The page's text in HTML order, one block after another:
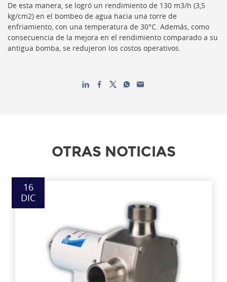
De esta manera, se logró un rendimiento de 130 m3/h (3,5
kg/cm2) en el bombeo de agua hacia una torre de
enfriamiento, con una temperatura de 30°C. Además, como
consecuencia de la mejora en el rendimiento comparado a su
antigua bomba, se redujeron los costos operativos.
OTRAS NOTICIAS
16
DIC